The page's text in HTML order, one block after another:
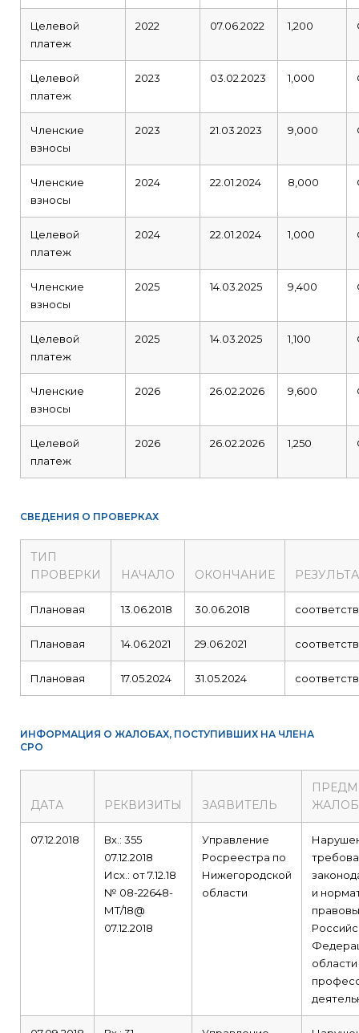
Целевой
платеж
2022 07.06.2022 1,200
Целевой
платеж
2023 03.02.2023 1,000
Членские
взносы
2023 21.03.2023 9,000
Членские
взносы
2024 22.01.2024 8,000
Целевой
платеж
2024 22.01.2024 1,000
Членские
взносы
2025 14.03.2025 9,400
Целевой
платеж
2025 14.03.2025 1,100
Членские
взносы
2026 26.02.2026 9,600
Целевой
платеж
2026 26.02.2026 1,250
СВЕДЕНИЯ О ПРОВЕРКАХ
ТИП
ПРОВЕРКИ
НАЧАЛО ОКОНЧАНИЕ
Плановая 13.06.2018 30.06.2018
Плановая 14.06.2021 29.06.2021
Плановая 17.05.2024 31.05.2024
ИНФОРМАЦИЯ О ЖАЛОБАХ, ПОСТУПИВШИХ НА ЧЛЕНА
СРО
ДАТА РЕКВИЗИТЫ ЗАЯВИТЕЛЬ
07.12.2018
Вх.: 355
07.12.2018
Исх.: от 7.12.18
№ 08-22648-
МТ/18@
07.12.2018
Управление
Росреестра по
Нижегородской
области
и
области